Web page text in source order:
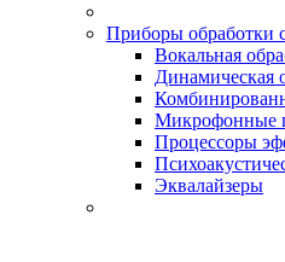
Приборы обработки
Вокальная
Динамическая
Микрофонные
Процессоры
Эквалайзеры